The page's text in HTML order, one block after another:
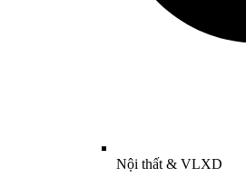
Nội thất & VLXD